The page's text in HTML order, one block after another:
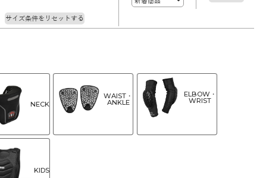
サイズ条件をリセットする
NECK
WAIST・
ANKLE
ELBOW・
WRIST
KIDS